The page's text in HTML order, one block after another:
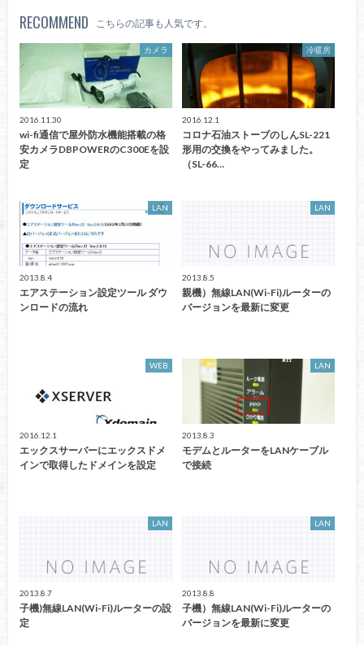
RECOMMEND こちらの記事も人気です。
カメラ
2016.11.30
wi-fi通信で屋外防水機能搭載の格
安カメラDBPOWERのC300Eを設
定
冷暖房
2016.12.1
コロナ石油ストーブのしんSL-221
形用の交換をやってみました。
（SL-66…
LAN
2013.8.4
エアステーション設定ツール ダウ
ンロードの流れ
LAN
2013.8.5
親機）無線LAN(Wi-Fi)ルーターの
バージョンを最新に変更
WEB
2016.12.1
エックスサーバーにエックスドメ
インで取得したドメインを設定
LAN
2013.8.3
モデムとルーターをLANケーブル
で接続
LAN
2013.8.7
子機)無線LAN(Wi-Fi)ルーターの設
定
LAN
2013.8.8
子機）無線LAN(Wi-Fi)ルーターの
バージョンを最新に変更